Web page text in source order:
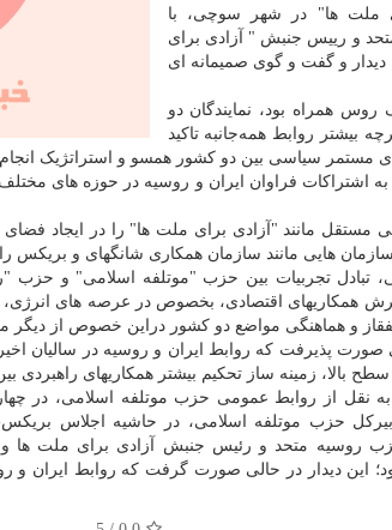
ملت ها" در شهر سوچی، با
و رییس جنبش " آزادی برای
و گفت و گوی صمیمانه ای
همراه بود، نمایندگان دو
بیشتر روابط همه‌جانبه تاکید
های مستمر سیاسی بین دو کشور همسو و استراتژیک
اشتراکات فراوان ایران و روسیه در حوزه های
مانند "آزادی برای ملت ها" را در ایجاد فضای
هایی مانند سازمان همکاری شانگهای و بریکس
تبادل تجربیات بین حزب "موتلفه اسلامی" و
همکاریهای اقتصادی، بخصوص در عرصه های
و هماهنگی مواضع دو کشور دراین خصوص از دیگر
پذیرفت که روابط ایران و روسیه در سالیان
بالا، زمینه ساز تحکیم بیشتر همکاریهای راهبردی
به نقل از روابط عمومی حزب موتلفه اسلامی، در
حزب موتلفه اسلامی، در حاشیه اجلاس
روسیه متحد و رئیس جنبش آزادی برای ملت ها و
دیدار در حالی صورت گرفت که روابط ایران و